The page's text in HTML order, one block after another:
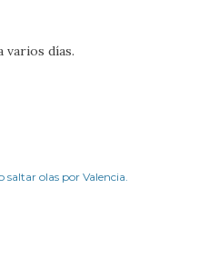
varios días.
saltar olas por Valencia.